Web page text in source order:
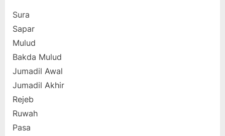
Sura
Sapar
Mulud
Bakda Mulud
Jumadil Awal
Jumadil Akhir
Rejeb
Ruwah
Pasa